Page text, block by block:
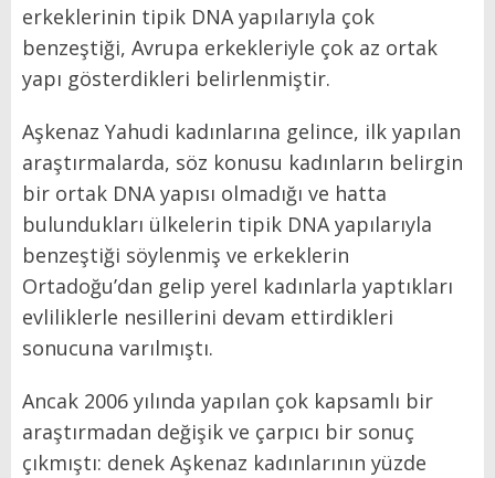
erkeklerinin tipik DNA yapılarıyla çok
benzeştiği, Avrupa erkekleriyle çok az ortak
yapı gösterdikleri belirlenmiştir.
Aşkenaz Yahudi kadınlarına gelince, ilk yapılan
araştırmalarda, söz konusu kadınların belirgin
bir ortak DNA yapısı olmadığı ve hatta
bulundukları ülkelerin tipik DNA yapılarıyla
benzeştiği söylenmiş ve erkeklerin
Ortadoğu’dan gelip yerel kadınlarla yaptıkları
evliliklerle nesillerini devam ettirdikleri
sonucuna varılmıştı.
Ancak 2006 yılında yapılan çok kapsamlı bir
araştırmadan değişik ve çarpıcı bir sonuç
çıkmıştı: denek Aşkenaz kadınlarının yüzde